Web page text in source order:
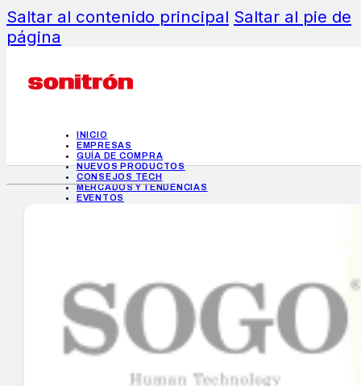
Saltar al contenido principal Saltar al pie de
página
INICIO
EMPRESAS
GUÍA DE COMPRA
NUEVOS PRODUCTOS
CONSEJOS TECH
MERCADOS Y TENDENCIAS
EVENTOS
INICIO
EMPRESAS
GUÍA DE COMPRA